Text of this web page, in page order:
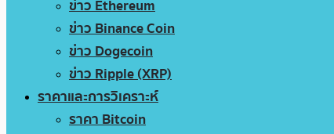
ข่าว Ethereum
ข่าว Binance Coin
ข่าว Dogecoin
ข่าว Ripple (XRP)
ราคาและการวิเคราะห์
ราคา Bitcoin